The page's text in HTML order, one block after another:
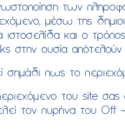
των
μέσω της
και ο
στην ουσία
πως το
του site
τον πυρήνα του Off